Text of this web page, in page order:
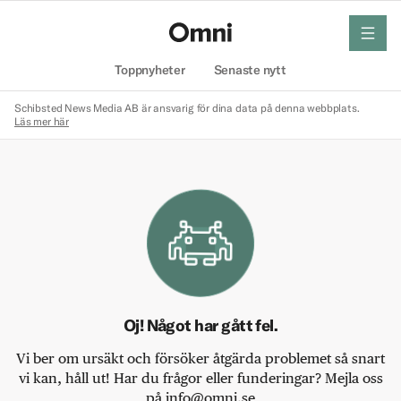
Toppnyheter Senaste nytt
meny
Schibsted News Media AB är ansvarig för dina data på denna webbplats.
Läs mer här
Oj! Något har gått fel.
Vi ber om ursäkt och försöker åtgärda problemet så snart
vi kan, håll ut! Har du frågor eller funderingar? Mejla oss